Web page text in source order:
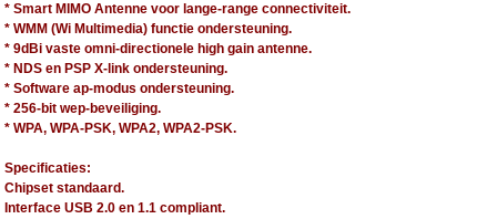
* Smart MIMO Antenne voor lange-range connectiviteit.
* WMM (Wi Multimedia) functie ondersteuning.
* 9dBi vaste omni-directionele high gain antenne.
* NDS en PSP X-link ondersteuning.
* Software ap-modus ondersteuning.
* 256-bit wep-beveiliging.
* WPA, WPA-PSK, WPA2, WPA2-PSK.
Specificaties:
Chipset standaard.
Interface USB 2.0 en 1.1 compliant.